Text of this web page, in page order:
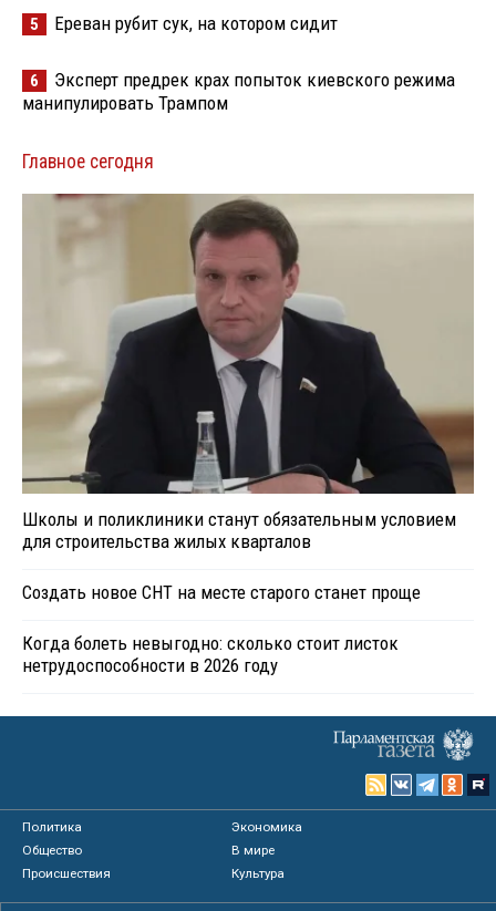
5 Ереван рубит сук, на котором сидит
6
Эксперт предрек крах попыток киевского режима
манипулировать Трампом
Главное сегодня
Школы и поликлиники станут обязательным условием
для строительства жилых кварталов
Создать новое СНТ на месте старого станет проще
Когда болеть невыгодно: сколько стоит листок
нетрудоспособности в 2026 году
Политика
Экономика
Общество
В мире
Происшествия
Культура